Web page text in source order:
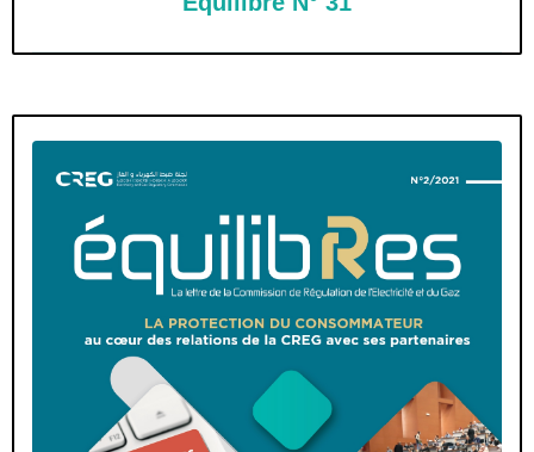
La Commission/Actus du Régulateur
Focus Parole à